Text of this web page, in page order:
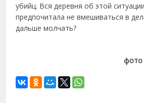
убийц. Вся деревня об этой
предпочитала не вмешиваться в
дальше молчать?